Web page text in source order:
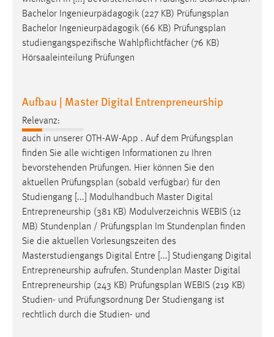
Bachelor Ingenieurpädagogik (227 KB) Prüfungsplan
Bachelor Ingenieurpädagogik (66 KB) Prüfungsplan
studiengangspezifische Wahlpflichtfächer (76 KB)
Hörsaaleinteilung Prüfungen
Aufbau | Master Digital Entrenpreneurship
Relevanz:
auch in unserer OTH-AW-App . Auf dem Prüfungsplan
finden Sie alle wichtigen Informationen zu Ihren
bevorstehenden Prüfungen. Hier können Sie den
aktuellen Prüfungsplan (sobald verfügbar) für den
Studiengang [...] Modulhandbuch Master Digital
Entrepreneurship (381 KB) Modulverzeichnis WEBIS (12
MB) Stundenplan / Prüfungsplan Im Stundenplan finden
Sie die aktuellen Vorlesungszeiten des
Masterstudiengangs Digital Entre [...] Studiengang Digital
Entrepreneurship aufrufen. Stundenplan Master Digital
Entrepreneurship (243 KB) Prüfungsplan WEBIS (219 KB)
Studien- und Prüfungsordnung Der Studiengang ist
rechtlich durch die Studien- und